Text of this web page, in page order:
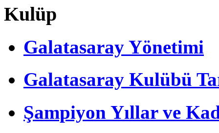
Kulüp
Galatasaray Yönetimi
Galatasaray Kulübü
Şampiyon Yıllar ve